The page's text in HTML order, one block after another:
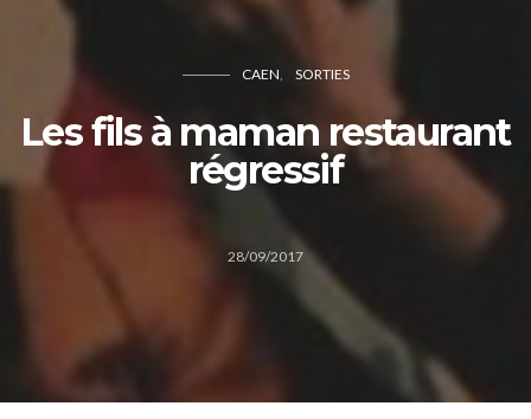
CAEN SORTIES
Les fils à maman restaurant
régressif
28/09/2017